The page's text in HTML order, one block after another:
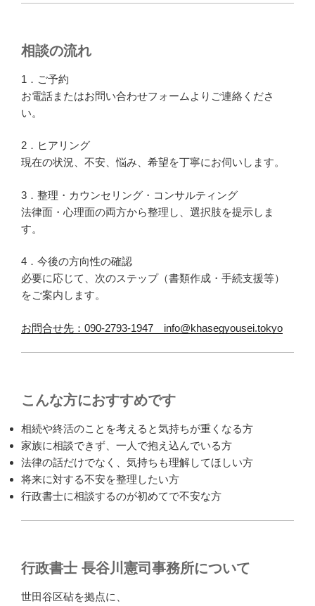
相談の流れ
1．ご予約
お電話またはお問い合わせフォームよりご連絡くださ
い。
2．ヒアリング
現在の状況、不安、悩み、希望を丁寧にお伺いします。
3．整理・カウンセリング・コンサルティング
法律面・心理面の両方から整理し、選択肢を提示しま
す。
4．今後の方向性の確認
必要に応じて、次のステップ（書類作成・手続支援等）
をご案内します。
お問合せ先：090-2793-1947 info@khasegyousei.tokyo
こんな方におすすめです
相続や終活のことを考えると気持ちが重くなる方
家族に相談できず、一人で抱え込んでいる方
法律の話だけでなく、気持ちも理解してほしい方
将来に対する不安を整理したい方
行政書士に相談するのが初めてで不安な方
行政書士 長谷川憲司事務所について
世田谷区砧を拠点に、